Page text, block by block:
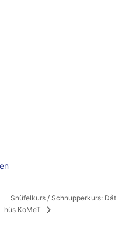
Snüfelkurs / Schnupperkurs: Dåt
hüs KoMeT